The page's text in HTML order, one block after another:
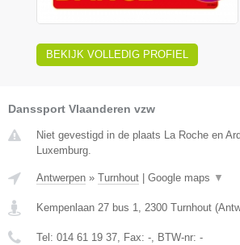
BEKIJK VOLLEDIG PROFIEL
Danssport Vlaanderen vzw
Niet gevestigd in de plaats La Roche en
Luxemburg.
Antwerpen » Turnhout Google maps ▼
Kempenlaan 27 bus 1 2300 Turnhout (
Tel: 014 61 19 37 , Fax: - , BTW-nr: -